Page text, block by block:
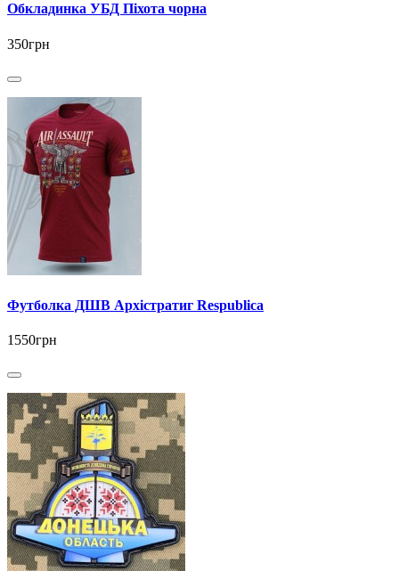
Обкладинка УБД Піхота чорна
350грн
Футболка ДШВ Архістратиг Respublica
1550грн